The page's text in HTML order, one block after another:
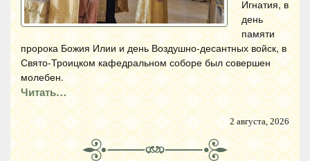
Игнатия, в
день
памяти
пророка Божия Илии и день Воздушно-десантных войск, в
Свято-Троицком кафедральном соборе был совершен
молебен.
Читать…
2 августа, 2026